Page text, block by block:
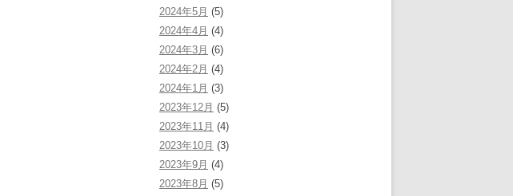
2024年5月 (5)
2024年4月 (4)
2024年3月 (6)
2024年2月 (4)
2024年1月 (3)
2023年12月 (5)
2023年11月 (4)
2023年10月 (3)
2023年9月 (4)
2023年8月 (5)